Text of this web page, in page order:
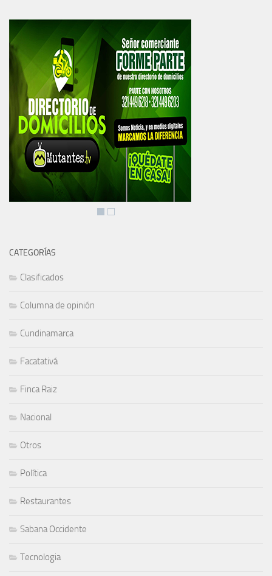
CATEGORÍAS
Clasificados
Columna de opinión
Cundinamarca
Facatativá
Finca Raiz
Nacional
Otros
Política
Restaurantes
Sabana Occidente
Tecnologia